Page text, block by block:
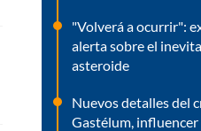
"Volverá a ocurrir":
alerta sobre el
asteroide
Nuevos detalles del
Gastélum, influencer